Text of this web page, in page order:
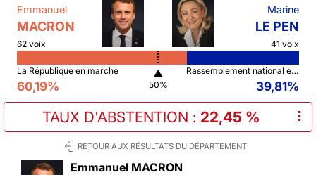
Emmanuel
MACRON
62 voix
Marine
LE PEN
41 voix
La République en marche
60,19%
▲
50%
Rassemblement national et ses alliés
39,81%
TAUX D'ABSTENTION : 22,45 % ⠇
RETOUR AUX RÉSULTATS DU DÉPARTEMENT
Emmanuel MACRON